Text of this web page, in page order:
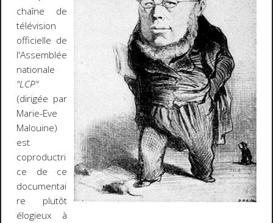
chaîne de
télévision
officielle de
l'Assemblée
nationale
"LCP"
(dirigée par
Marie-Eve
Malouine)
est
coproductri
ce de ce
documentai
re plutôt
élogieux à